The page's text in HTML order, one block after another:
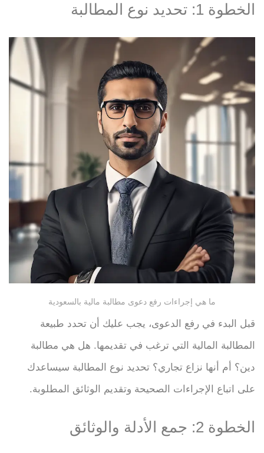
الخطوة 1: تحديد نوع المطالبة
ما هي إجراءات رفع دعوى مطالبة مالية بالسعودية
قبل البدء في رفع الدعوى، يجب عليك أن تحدد طبيعة
المطالبة المالية التي ترغب في تقديمها. هل هي مطالبة
دين؟ أم أنها نزاع تجاري؟ تحديد نوع المطالبة سيساعدك
على اتباع الإجراءات الصحيحة وتقديم الوثائق المطلوبة.
الخطوة 2: جمع الأدلة والوثائق